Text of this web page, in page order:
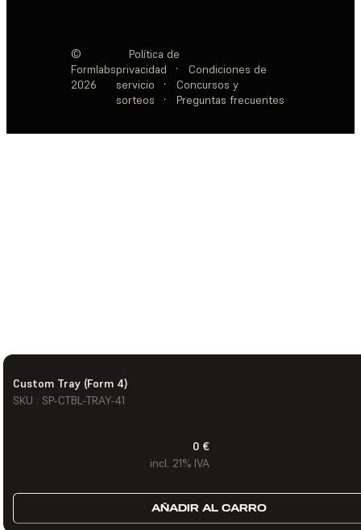
Custom Tray (Form 4)
SKU : SP-CTBL-TRAY-41
0 €
incl. 21% IVA
AÑADIR AL CARRO
©
Formlabs
2026
Política de
privacidad
·
Condiciones de
servicio
·
Concursos y
sorteos
· Preguntas frecuentes